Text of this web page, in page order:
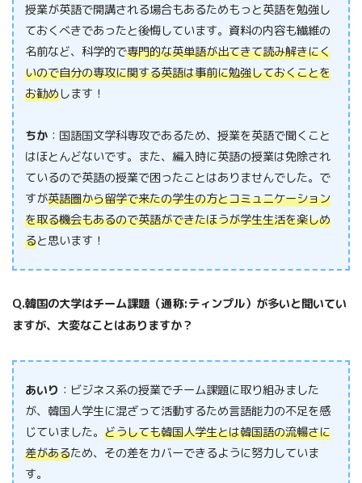
授業が英語で開講される場合もあるためもっと英語を勉強し
ておくべきであったと後悔しています。資料の内容も繊維の
名前など、科学的で専門的な英単語が出てきて読み解きにく
いので自分の専攻に関する英語は事前に勉強しておくことを
お勧めします！
ちか ：国語国文学科専攻であるため、授業を英語で聞くこと
はほとんどないです。また、編入時に英語の授業は免除され
ているので英語の授業で困ったことはありませんでした。で
すが英語圏から留学で来たの学生の方とコミュニケーション
を取る機会もあるので英語ができたほうが学生生活を楽しめ
ると思います！
Q.韓国の大学はチーム課題（通称:ティンプル）が多いと聞いてい
ますが、大変なことはありますか？
あいり ：ビジネス系の授業でチーム課題に取り組みました
が、韓国人学生に混ざって活動するため言語能力の不足を感
じていました。どうしても韓国人学生とは韓国語の流暢さに
差があるため、その差をカバーできるように努力していま
す。